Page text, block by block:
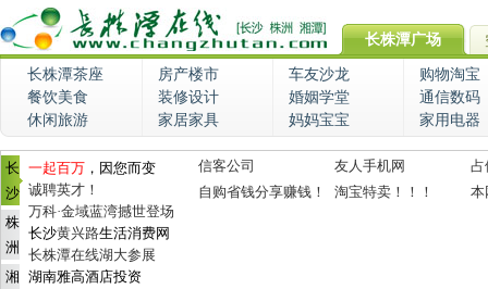
长株潭广场
长株潭茶座 房产楼市 车友沙龙
购物淘宝
餐饮美食
装修设计 婚姻学堂
通信数码
休闲旅游
家居家具 妈妈宝宝 家用电器
长
沙
株
洲
湘
一起百万 ，因您而变
诚聘英才！
万科·金域蓝湾撼世登场
长沙黄兴路生活消费网
长株潭在线湖大参展
湖南雅高酒店投资
信客公司 友人手机网
占
自购省钱分享赚钱！
淘宝特卖！！！ 本